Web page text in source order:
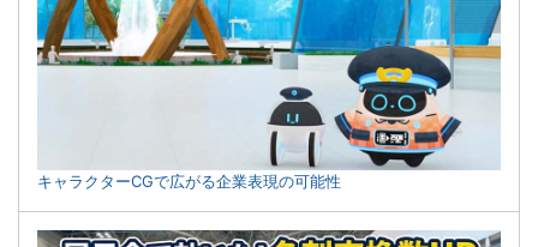
キャラクターCGで広がる企業表現の可能性